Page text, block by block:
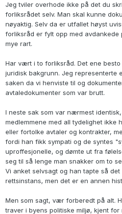
Jeg tviler overhode ikke på det du
forliksrådet selv. Man skal kunne
nøyaktig. Selv da er utfallet høyst
forliksråd er fylt opp med avdankede
mye rart.
Har vært i to forliksråd. Det ene
juridisk bakgrunn. Jeg representerte
saken da vi henviste til og
avtaledokumenter som var brutt.
I neste sak som var nærmest
medlemmene med all tydelighet ikke
eller fortolke avtaler og kontrakter,
fordi han fikk sympati og de syntes
uproffesjonelle, og dømte ut fra
seg til så lenge man snakker om to
Vi anket selvsagt og han tapte så
rettsinstans, men det er en annen
Men som sagt, vær forberedt på alt.
traver i byens politiske miljø, kjent